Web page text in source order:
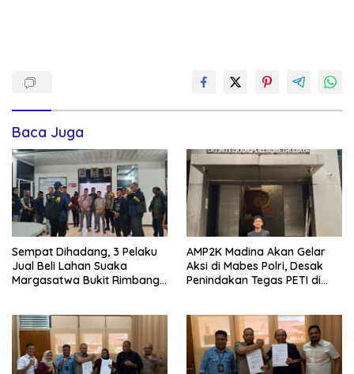
Baca Juga
Sempat Dihadang, 3 Pelaku
Jual Beli Lahan Suaka
Margasatwa Bukit Rimbang
AMP2K Madina Akan Gelar
Aksi di Mabes Polri, Desak
Penindakan Tegas PETI di